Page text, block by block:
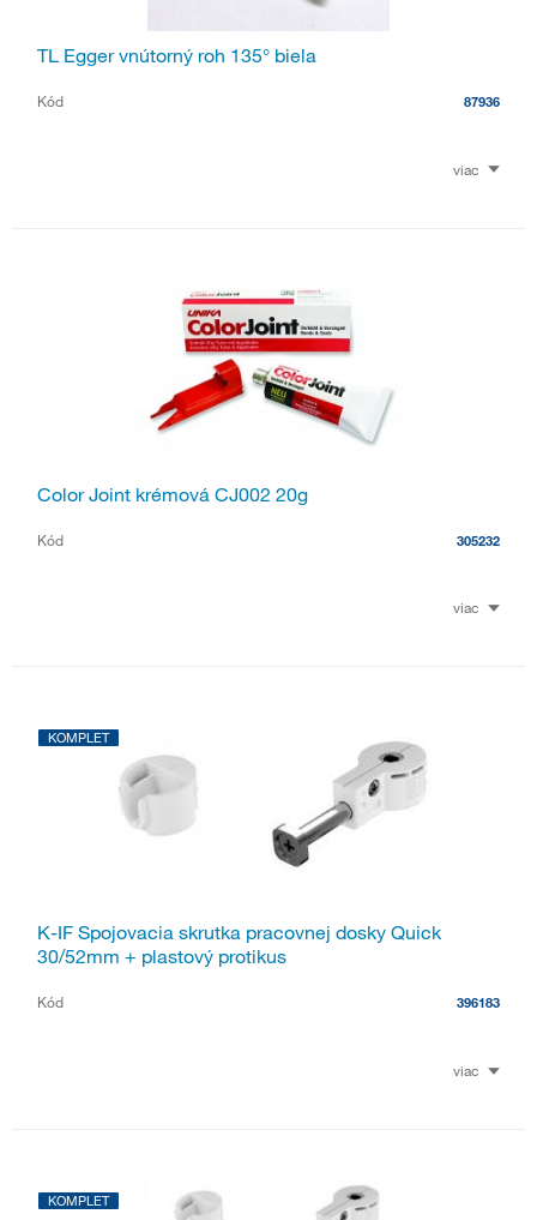
TL Egger vnútorný roh 135° biela
Kód 87936
viac
Color Joint krémová CJ002 20g
Kód 305232
viac
KOMPLET
K-IF Spojovacia skrutka pracovnej dosky Quick
30/52mm + plastový protikus
Kód 396183
viac
KOMPLET